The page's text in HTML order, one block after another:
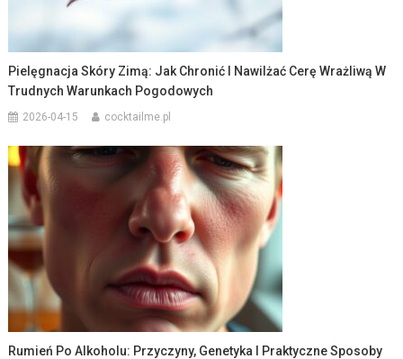
Pielęgnacja Skóry Zimą: Jak Chronić I Nawilżać Cerę Wrażliwą W
Trudnych Warunkach Pogodowych
2026-04-15 cocktailme.pl
Rumień Po Alkoholu: Przyczyny, Genetyka I Praktyczne Sposoby